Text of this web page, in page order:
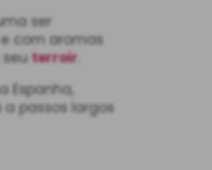
ser
com aromas
terroir
Espanha,
passos largos